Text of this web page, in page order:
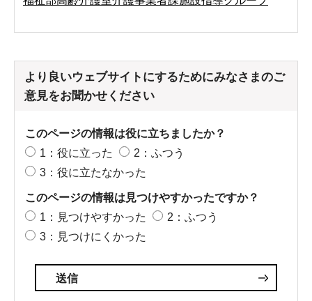
より良いウェブサイトにするためにみなさまのご
意見をお聞かせください
このページの情報は役に立ちましたか？
1：役に立った
2：ふつう
3：役に立たなかった
このページの情報は見つけやすかったですか？
1：見つけやすかった
2：ふつう
3：見つけにくかった